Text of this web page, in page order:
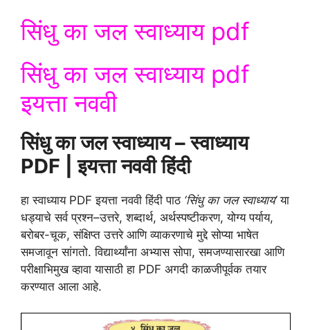
सिंधु का जल स्वाध्याय pdf
सिंधु का जल स्वाध्याय pdf
इयत्ता नववी
सिंधु का जल स्वाध्याय – स्वाध्याय
PDF | इयत्ता नववी हिंदी
हा स्वाध्याय PDF इयत्ता नववी हिंदी पाठ ‘सिंधु का जल स्वाध्याय’या
धड्याचे सर्व प्रश्न–उत्तरे, शब्दार्थ, अर्थस्पष्टीकरण, योग्य पर्याय,
बरोबर-चूक, संक्षिप्त उत्तरे आणि व्याकरणाचे मुद्दे सोप्या भाषेत
समजावून सांगतो. विद्यार्थ्यांना अभ्यास सोपा, समजण्यासारखा आणि
परीक्षाभिमुख व्हावा यासाठी हा PDF अगदी काळजीपूर्वक तयार
करण्यात आला आहे.